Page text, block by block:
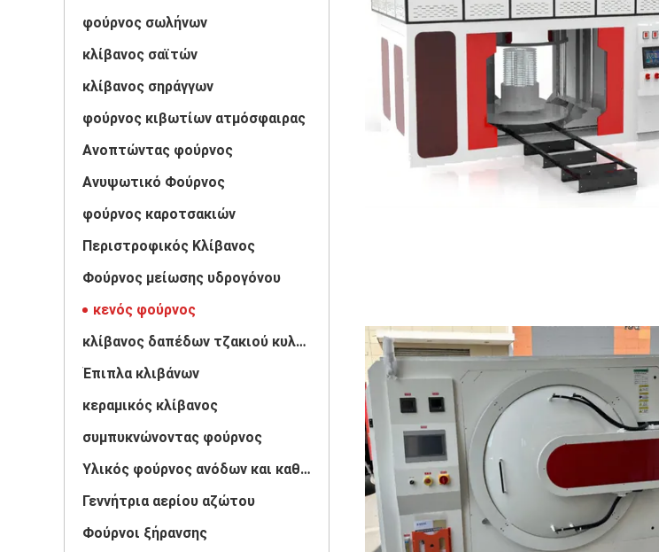
φούρνος σωλήνων
κλίβανος σαϊτών
κλίβανος σηράγγων
φούρνος κιβωτίων ατμόσφαιρας
Ανοπτώντας φούρνος
Ανυψωτικό Φούρνος
φούρνος καροτσακιών
Περιστροφικός Κλίβανος
Φούρνος μείωσης υδρογόνου
κενός φούρνος
κλίβανος δαπέδων τζακιού κυλίνδρων
Έπιπλα κλιβάνων
κεραμικός κλίβανος
συμπυκνώνοντας φούρνος
Υλικός φούρνος ανόδων και καθόδων
Γεννήτρια αερίου αζώτου
Φούρνοι ξήρανσης